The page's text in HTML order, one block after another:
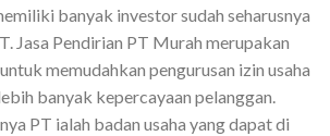
banyak investor sudah seharusnya
Jasa Pendirian PT Murah merupakan
memudahkan pengurusan izin usaha
banyak kepercayaan pelanggan.
PT ialah badan usaha yang dapat di